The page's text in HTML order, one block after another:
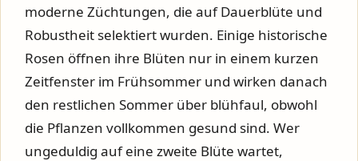
moderne Züchtungen, die auf Dauerblüte und
Robustheit selektiert wurden. Einige historische
Rosen öffnen ihre Blüten nur in einem kurzen
Zeitfenster im Frühsommer und wirken danach
den restlichen Sommer über blühfaul, obwohl
die Pflanzen vollkommen gesund sind. Wer
ungeduldig auf eine zweite Blüte wartet,